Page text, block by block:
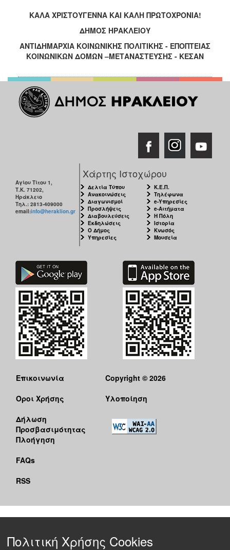
ΚΑΛΑ ΧΡΙΣΤΟΥΓΕΝΝΑ ΚΑΙ ΚΑΛΗ ΠΡΩΤΟΧΡΟΝΙΑ!
ΔΗΜΟΣ ΗΡΑΚΛΕΙΟΥ
ΑΝΤΙΔΗΜΑΡΧΙΑ ΚΟΙΝΩΝΙΚΗΣ ΠΟΛΙΤΙΚΗΣ - ΕΠΟΠΤΕΙΑΣ
ΚΟΙΝΩΝΙΚΩΝ ΔΟΜΩΝ –ΜΕΤΑΝΑΣΤΕΥΣΗΣ - ΚΕΣΑΝ
Αγίου Τίτου 1,
Τ.Κ. 71202,
Ηράκλειο
Τηλ.: 2813-409000
email:info@heraklion.gr
Χάρτης Ιστοχώρου
Δελτία Τύπου
Ανακοινώσεις
Διαγωνισμοί
Προσλήψεις
Διαβουλεύσεις
Εκδηλώσεις
Ο Δήμος
Υπηρεσίες
Κ.Ε.Π.
Τηλέφωνα
e-Υπηρεσίες
e-Αιτήματα
Η Πόλη
Ιστορία
Κνωσός
Μουσεία
Επικοινωνία
Όροι Χρήσης
Δήλωση
Προσβασιμότητας
Πλοήγηση
FAQs
RSS
Copyright © 2026
Υλοποίηση
Πολιτική Χρήσης Cookies